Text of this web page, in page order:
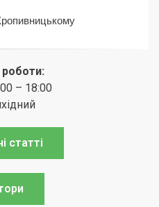
роботи:
– 18:00
статті